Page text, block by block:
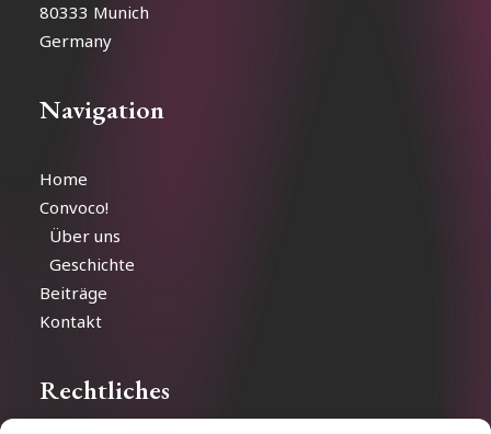
80333 Munich
Germany
Navigation
Home
Convoco!
Über uns
Geschichte
Beiträge
Kontakt
Rechtliches